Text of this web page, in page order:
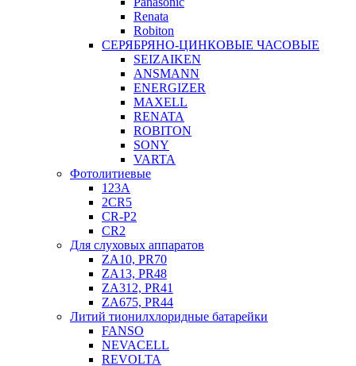
Renata
Robiton
СЕРЯБРЯНО-ЦИНКОВЫЕ ЧАСОВЫЕ
SEIZAIKEN
ANSMANN
ENERGIZER
MAXELL
RENATA
ROBITON
SONY
VARTA
Фотолитиевые
123A
2CR5
CR-P2
CR2
Для слуховых аппаратов
ZA10, PR70
ZA13, PR48
ZA312, PR41
ZA675, PR44
Литий тионилхлоридные батарейки
FANSO
NEVACELL
REVOLTA